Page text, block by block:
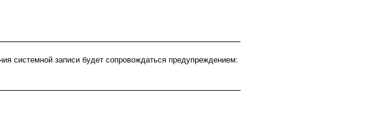
системной записи будет сопровождаться предупреждением: